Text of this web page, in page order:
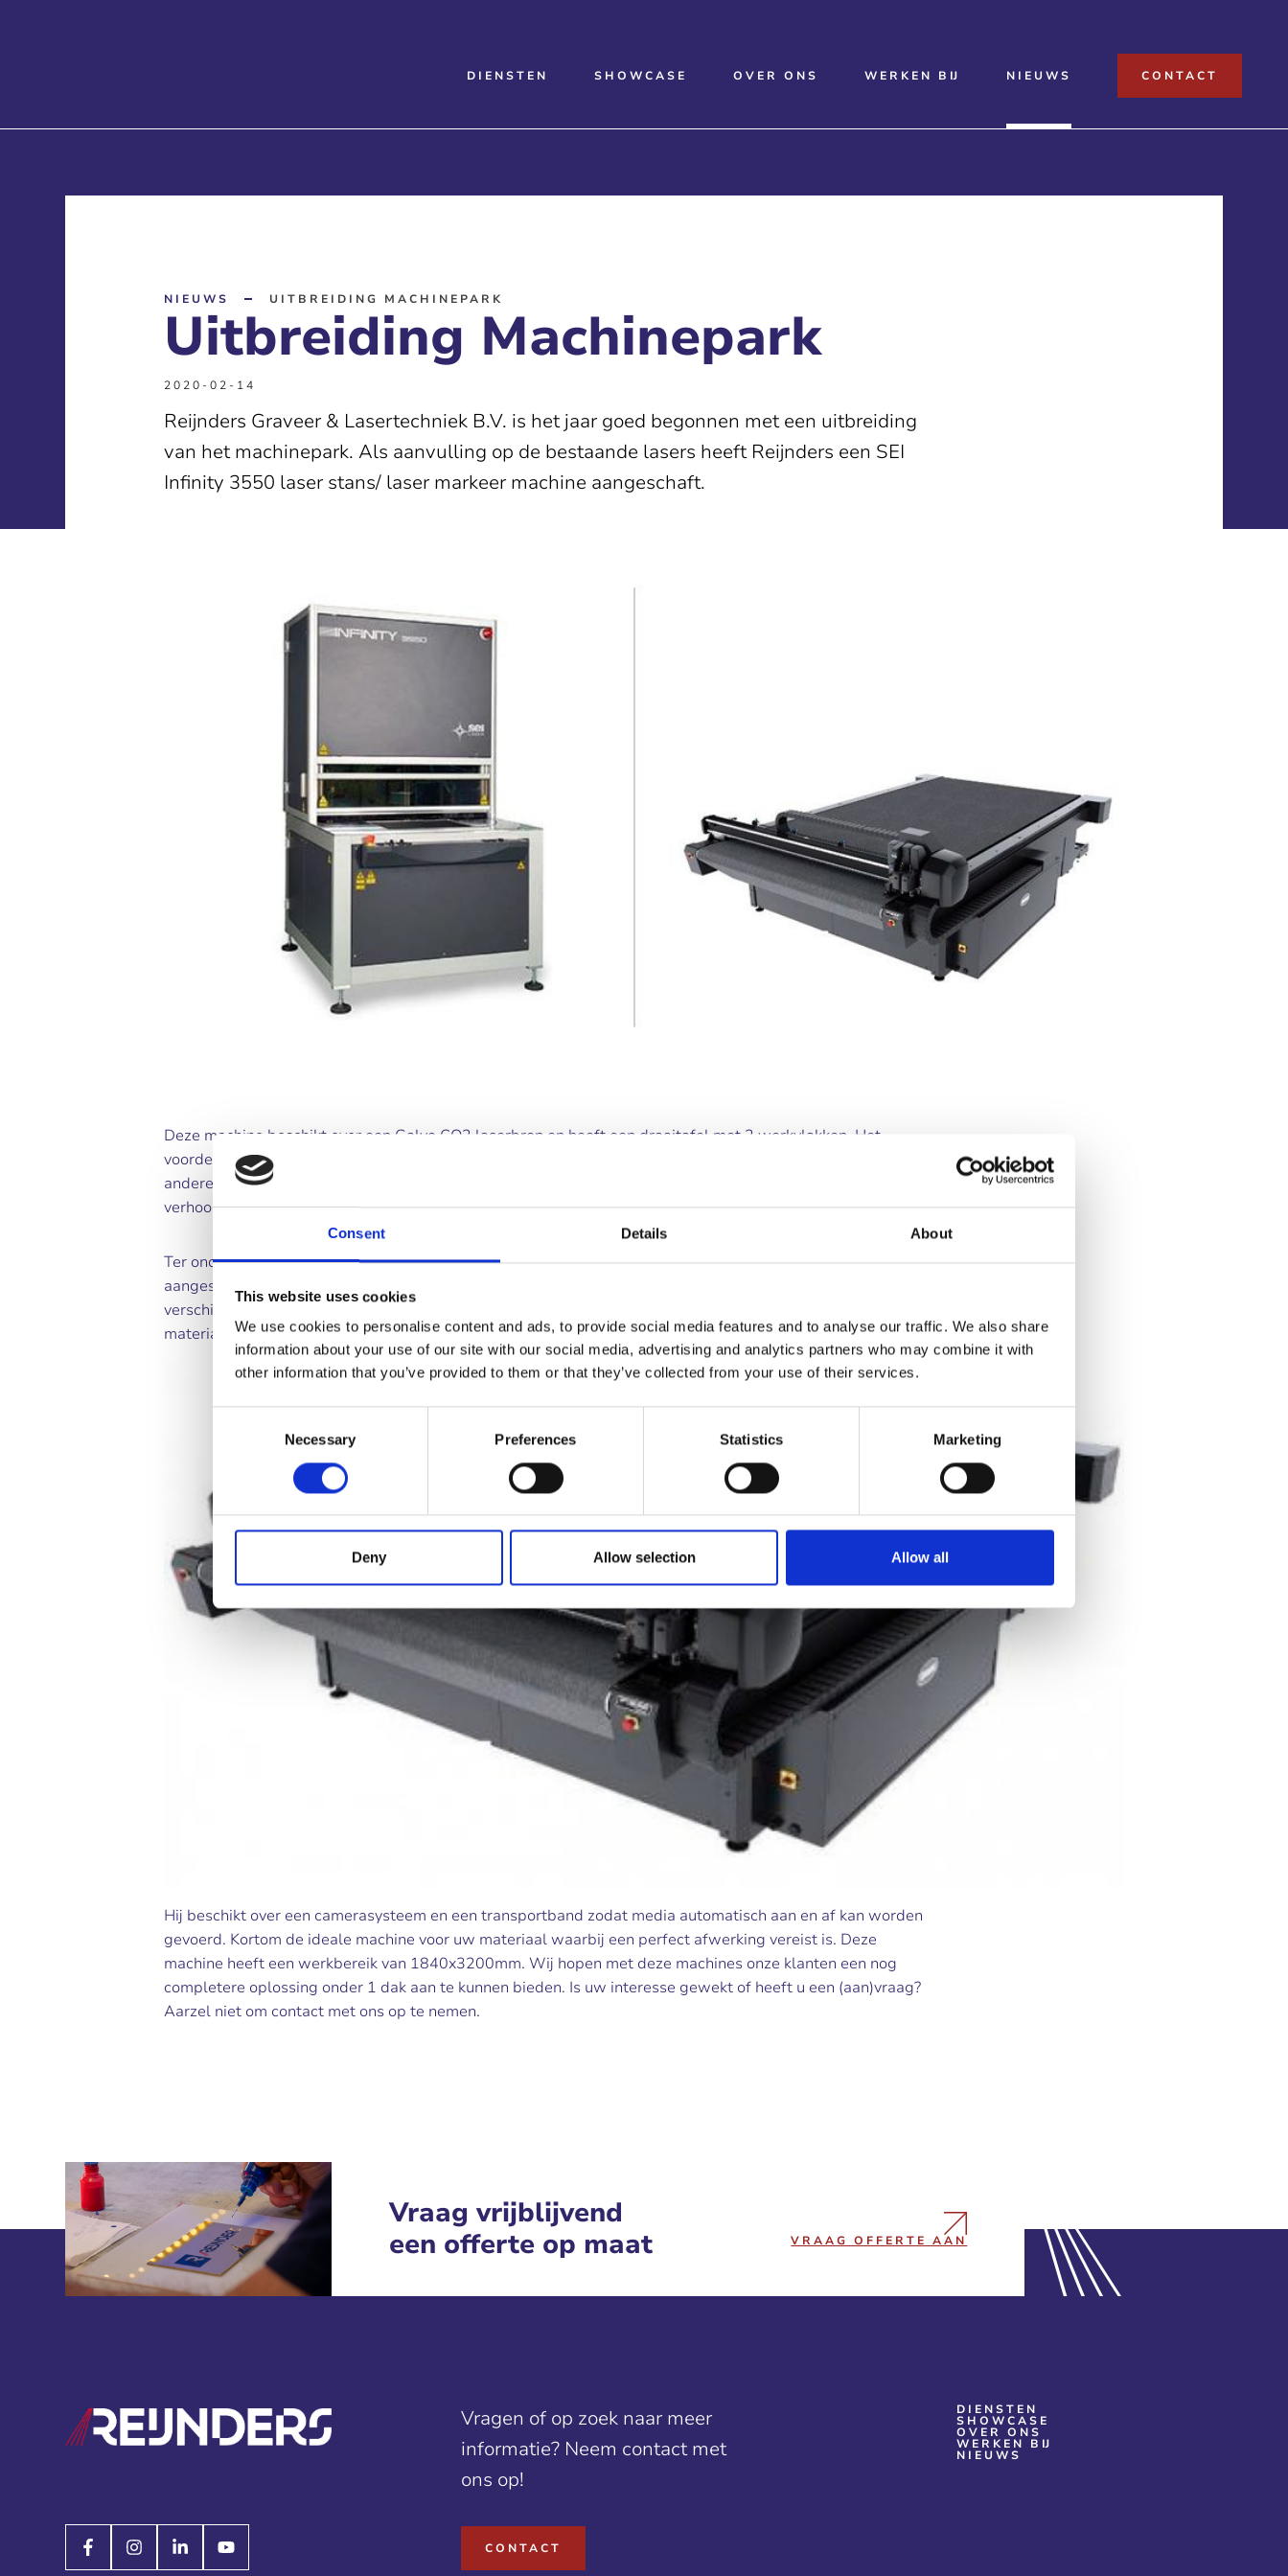
Consent Details About
This website uses cookies
We use cookies to personalise content and ads, to provide social media features and to analyse our traffic. We also share
information about your use of our site with our social media, advertising and analytics partners who may combine it with
other information that you’ve provided to them or that they’ve collected from your use of their services.
Necessary Preferences Statistics Marketing
Deny Allow selection Allow all
DIENSTEN SHOWCASE OVER ONS WERKEN BIJ NIEUWS CONTACT
NIEUWS UITBREIDING MACHINEPARK
Uitbreiding Machinepark
2020-02-14
Reijnders Graveer & Lasertechniek B.V. is het jaar goed begonnen met een uitbreiding
van het machinepark. Als aanvulling op de bestaande lasers heeft Reijnders een SEI
Infinity 3550 laser stans/ laser markeer machine aangeschaft.
Deze machine beschikt over een Galvo CO2 laserbron en heeft een draaitafel met 2 werkvlakken. Het
voordeel hiervan is, dat het werkstuk gewisseld kan worden op het ene werkvlak, terwijl de machine op het
andere werkvlak bezig is. Hierdoor wordt het stil staan geminimaliseerd en de productiecapaciteit
verhoogd.
Ter ondersteuning van de lasers en CNC-freesbanken heeft Reijnders een Summa F1832 vlakbed snijplotter
aangeschaft. De Summa beschikt over een oscillerend mes (met verwisselbare tools), welke door vele
verschillende materialen kan snijden. Denk hierbij aan karton, pet-vilt, schuim, folies en vele andere soorten
materiaal.
Hij beschikt over een camerasysteem en een transportband zodat media automatisch aan en af kan worden
gevoerd. Kortom de ideale machine voor uw materiaal waarbij een perfect afwerking vereist is. Deze
machine heeft een werkbereik van 1840x3200mm. Wij hopen met deze machines onze klanten een nog
completere oplossing onder 1 dak aan te kunnen bieden. Is uw interesse gewekt of heeft u een (aan)vraag?
Aarzel niet om contact met ons op te nemen.
Vraag vrijblijvend
een offerte op maat
VRAAG OFFERTE AAN
Vragen of op zoek naar meer
informatie? Neem contact met
ons op!
CONTACT
DIENSTEN
SHOWCASE
OVER ONS
WERKEN BIJ
NIEUWS